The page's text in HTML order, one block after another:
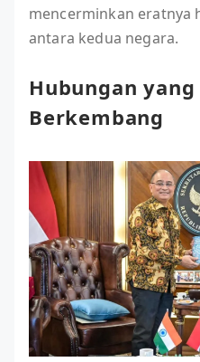
mencerminkan eratnya
antara kedua negara.
Hubungan yang
Berkembang